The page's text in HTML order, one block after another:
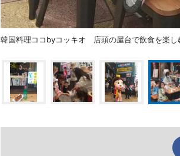
韓国料理ココbyコッキオ 店頭の屋台で飲食を楽し